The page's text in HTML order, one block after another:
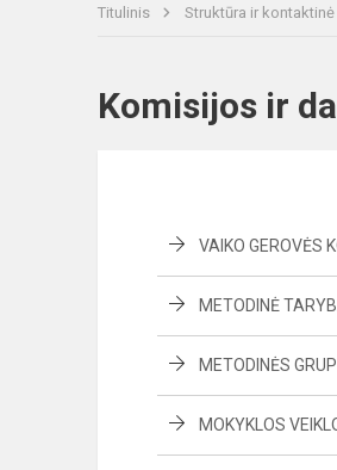
Titulinis Struktūra ir
Komisijos ir
VAIKO GEROVĖS
METODINĖ
METODINĖS
MOKYKLOS